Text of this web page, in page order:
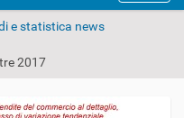
e statistica news
2017